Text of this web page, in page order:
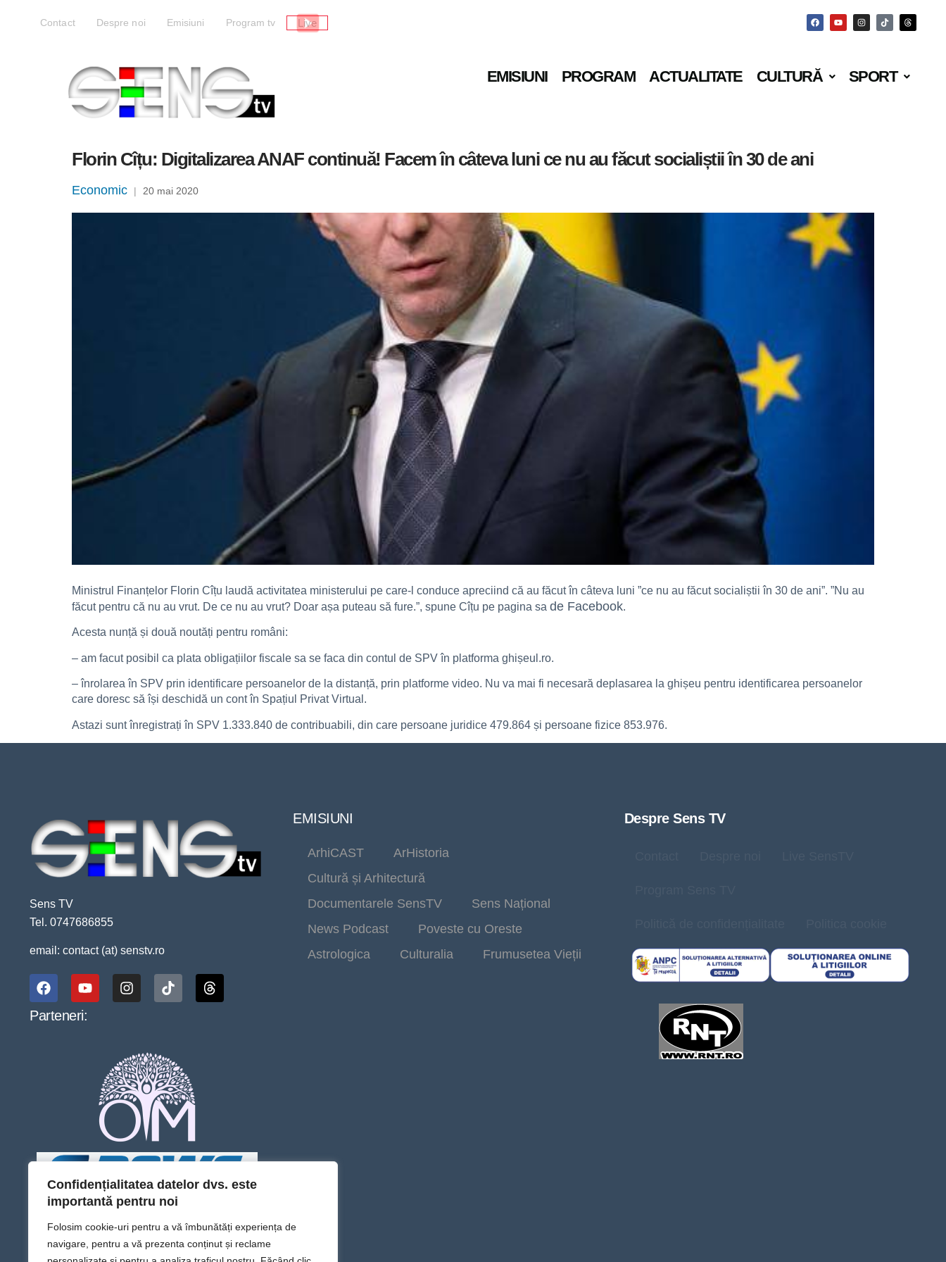
Confidențialitatea datelor dvs. este
importantă pentru noi
Folosim cookie-uri pentru a vă îmbunătăți experiența de
navigare, pentru a vă prezenta conținut și reclame
Contact Despre noi Emisiuni Program tv Live
EMISIUNI PROGRAM ACTUALITATE CULTURĂ SPORT
Florin Cîțu: Digitalizarea ANAF continuă! Facem în câteva luni ce nu au făcut socialiștii în 30 de ani
Economic | 20 mai 2020
Ministrul Finanțelor Florin Cîțu laudă activitatea ministerului pe care-l conduce apreciind că au făcut în câteva luni ”ce nu au făcut socialiștii în 30 de ani”. ”Nu au
făcut pentru că nu au vrut. De ce nu au vrut? Doar așa puteau să fure.”, spune Cîțu pe pagina sa de Facebook.
Acesta nunță și două noutăți pentru români:
– am facut posibil ca plata obligațiilor fiscale sa se faca din contul de SPV în platforma ghișeul.ro.
– înrolarea în SPV prin identificare persoanelor de la distanță, prin platforme video. Nu va mai fi necesară deplasarea la ghișeu pentru identificarea persoanelor
care doresc să își deschidă un cont în Spațiul Privat Virtual.
Astazi sunt înregistrați în SPV 1.333.840 de contribuabili, din care persoane juridice 479.864 și persoane fizice 853.976.
Sens TV
Tel. 0747686855
email: contact (at) senstv.ro
Parteneri:
EMISIUNI
ArhiCAST
ArHistoria
Cultură și Arhitectură
Documentarele SensTV
Sens Național
News Podcast
Poveste cu Oreste
Astrologica
Culturalia Frumusetea Vieții
Despre Sens TV